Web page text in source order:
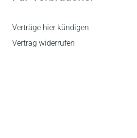
Verträge hier kündigen
Vertrag widerrufen